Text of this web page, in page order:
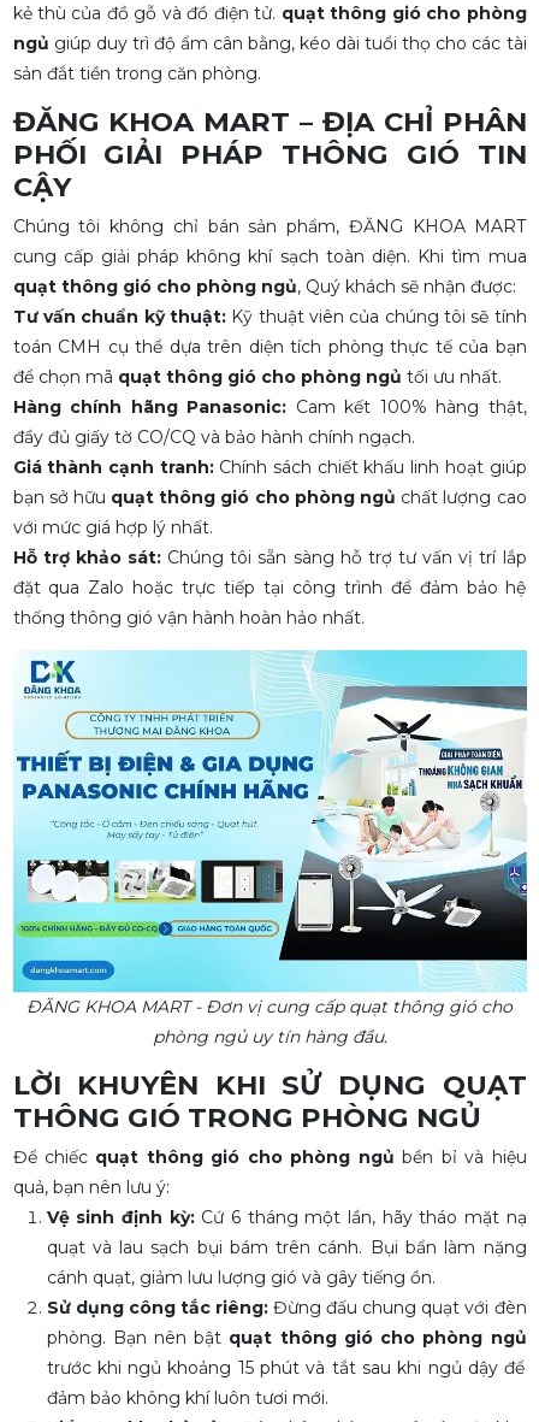
kẻ thù của đồ gỗ và đồ điện tử. quạt thông gió cho phòng
ngủ giúp duy trì độ ẩm cân bằng, kéo dài tuổi thọ cho các tài
sản đắt tiền trong căn phòng.
ĐĂNG KHOA MART – ĐỊA CHỈ PHÂN
PHỐI GIẢI PHÁP THÔNG GIÓ TIN
CẬY
Chúng tôi không chỉ bán sản phẩm, ĐĂNG KHOA MART
cung cấp giải pháp không khí sạch toàn diện. Khi tìm mua
quạt thông gió cho phòng ngủ, Quý khách sẽ nhận được:
Tư vấn chuẩn kỹ thuật:Kỹ thuật viên của chúng tôi sẽ tính
toán CMH cụ thể dựa trên diện tích phòng thực tế của bạn
để chọn mã quạt thông gió cho phòng ngủ tối ưu nhất.
Hàng chính hãng Panasonic: Cam kết 100% hàng thật,
đầy đủ giấy tờ CO/CQ và bảo hành chính ngạch.
Giá thành cạnh tranh:Chính sách chiết khấu linh hoạt giúp
bạn sở hữu quạt thông gió cho phòng ngủ chất lượng cao
với mức giá hợp lý nhất.
Hỗ trợ khảo sát:Chúng tôi sẵn sàng hỗ trợ tư vấn vị trí lắp
đặt qua Zalo hoặc trực tiếp tại công trình để đảm bảo hệ
thống thông gió vận hành hoàn hảo nhất.
ĐĂNG KHOA MART - Đơn vị cung cấp quạt thông gió cho
phòng ngủ uy tín hàng đầu.
LỜI KHUYÊN KHI SỬ DỤNG QUẠT
THÔNG GIÓ TRONG PHÒNG NGỦ
Để chiếc quạt thông gió cho phòng ngủ bền bỉ và hiệu
quả, bạn nên lưu ý:
Vệ sinh định kỳ:Cứ 6 tháng một lần, hãy tháo mặt nạ
quạt và lau sạch bụi bám trên cánh. Bụi bẩn làm nặng
cánh quạt, giảm lưu lượng gió và gây tiếng ồn.
Sử dụng công tắc riêng:Đừng đấu chung quạt với đèn
phòng. Bạn nên bật quạt thông gió cho phòng ngủ
trước khi ngủ khoảng 15 phút và tắt sau khi ngủ dậy để
đảm bảo không khí luôn tươi mới.